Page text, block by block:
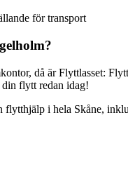
för transport
då är Flyttlasset:
flytt redan idag!
flytthjälp i hela Skåne,